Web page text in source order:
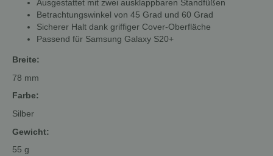
Ausgestattet mit zwei ausklappbaren Standfüßen
Betrachtungswinkel von 45 Grad und 60 Grad
Sicherer Halt dank griffiger Cover-Oberfläche
Passend für Samsung Galaxy S20+
Breite:
78 mm
Farbe:
Silber
Gewicht:
55 g